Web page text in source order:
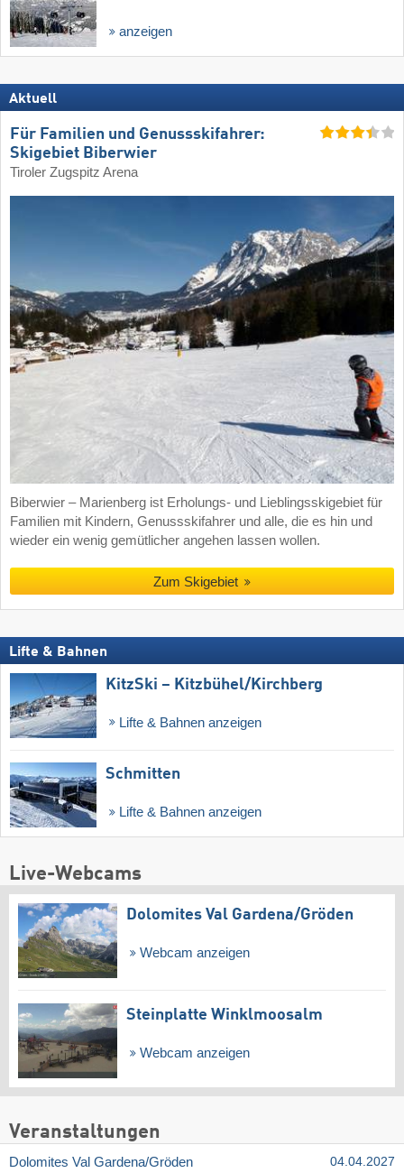
anzeigen
Aktuell
Für Familien und Genussskifahrer:
Skigebiet Biberwier
Tiroler Zugspitz Arena
Biberwier – Marienberg ist Erholungs- und Lieblingsskigebiet für
Familien mit Kindern, Genussskifahrer und alle, die es hin und
wieder ein wenig gemütlicher angehen lassen wollen.
Zum Skigebiet
Lifte & Bahnen
KitzSki – Kitzbühel/​Kirchberg
Lifte & Bahnen anzeigen
Schmitten
Lifte & Bahnen anzeigen
Live-Webcams
Dolomites Val Gardena/​Gröden
Webcam anzeigen
Steinplatte Winklmoosalm
Webcam anzeigen
Veranstaltungen
Dolomites Val Gardena/​Gröden
04.04.2027